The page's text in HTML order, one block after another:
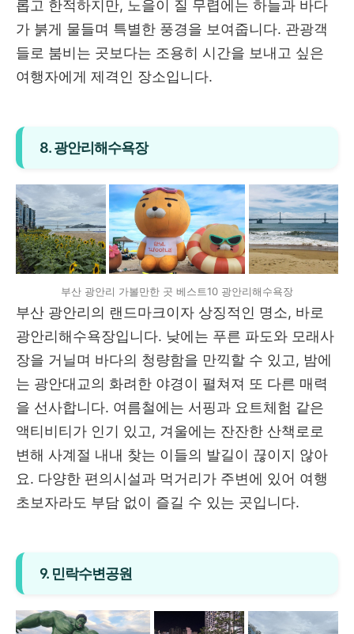
롭고 한적하지만, 노을이 질 무렵에는 하늘과 바다
가 붉게 물들며 특별한 풍경을 보여줍니다. 관광객
들로 붐비는 곳보다는 조용히 시간을 보내고 싶은
여행자에게 제격인 장소입니다.
8. 광안리해수욕장
부산 광안리 가볼만한 곳 베스트10 광안리해수욕장
부산 광안리의 랜드마크이자 상징적인 명소, 바로
광안리해수욕장입니다. 낮에는 푸른 파도와 모래사
장을 거닐며 바다의 청량함을 만끽할 수 있고, 밤에
는 광안대교의 화려한 야경이 펼쳐져 또 다른 매력
을 선사합니다. 여름철에는 서핑과 요트체험 같은
액티비티가 인기 있고, 겨울에는 잔잔한 산책로로
변해 사계절 내내 찾는 이들의 발길이 끊이지 않아
요. 다양한 편의시설과 먹거리가 주변에 있어 여행
초보자라도 부담 없이 즐길 수 있는 곳입니다.
9. 민락수변공원